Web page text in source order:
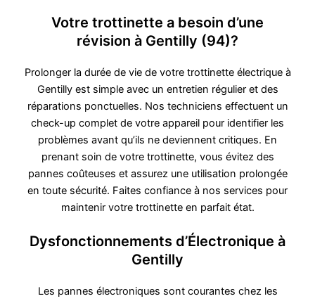
Votre trottinette a besoin d’une
révision à Gentilly (94)?
Prolonger la durée de vie de votre trottinette électrique à
Gentilly est simple avec un entretien régulier et des
réparations ponctuelles. Nos techniciens effectuent un
check-up complet de votre appareil pour identifier les
problèmes avant qu’ils ne deviennent critiques. En
prenant soin de votre trottinette, vous évitez des
pannes coûteuses et assurez une utilisation prolongée
en toute sécurité. Faites confiance à nos services pour
maintenir votre trottinette en parfait état.
Dysfonctionnements d’Électronique à
Gentilly
Les pannes électroniques sont courantes chez les